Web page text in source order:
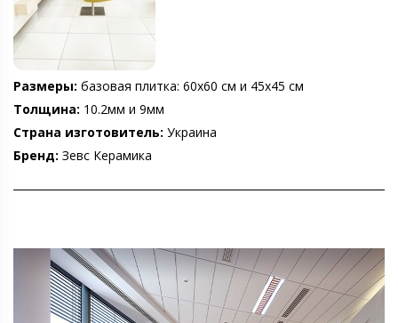
Размеры: базовая плитка: 60х60 см и 45х45 см
Толщина: 10.2мм и 9мм
Страна изготовитель: Украина
Бренд: Зевс Керамика